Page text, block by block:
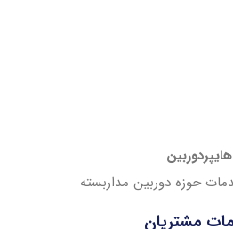
هایپردوربین
حوزه دوربین مداربسته
مشتریان